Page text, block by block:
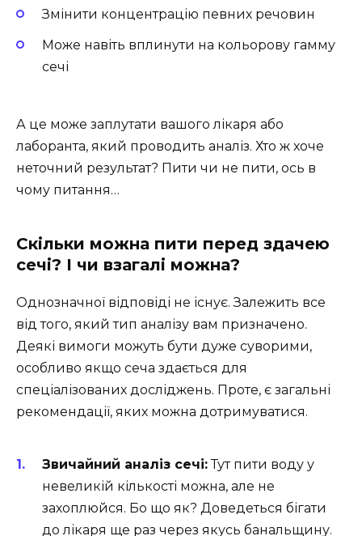
Змінити концентрацію певних речовин
Може навіть вплинути на кольорову гамму
сечі
А це може заплутати вашого лікаря або
лаборанта, який проводить аналіз. Хто ж хоче
неточний результат? Пити чи не пити, ось в
чому питання…
Скільки можна пити перед здачею
сечі? І чи взагалі можна?
Однозначної відповіді не існує. Залежить все
від того, який тип аналізу вам призначено.
Деякі вимоги можуть бути дуже суворими,
особливо якщо сеча здається для
спеціалізованих досліджень. Проте, є загальні
рекомендації, яких можна дотримуватися.
Звичайний аналіз сечі:Тут пити воду у
невеликій кількості можна, але не
захоплюйся. Бо що як? Доведеться бігати
до лікаря ще раз через якусь банальщину.